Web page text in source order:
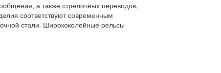
а также стрелочных переводов,
соответствуют современным
стали. Ширококолейные рельсы